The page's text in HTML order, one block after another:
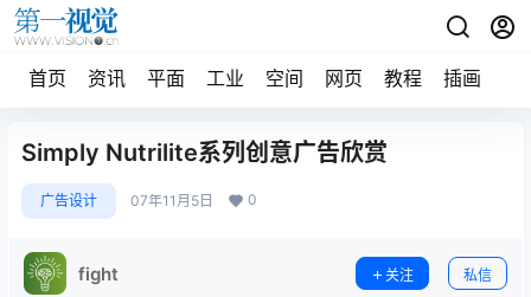
首页 资讯 平面 工业 空间 网页 教程 插画
Simply Nutrilite系列创意广告欣赏
广告设计 07年11月5日 0
fight 关注 私信